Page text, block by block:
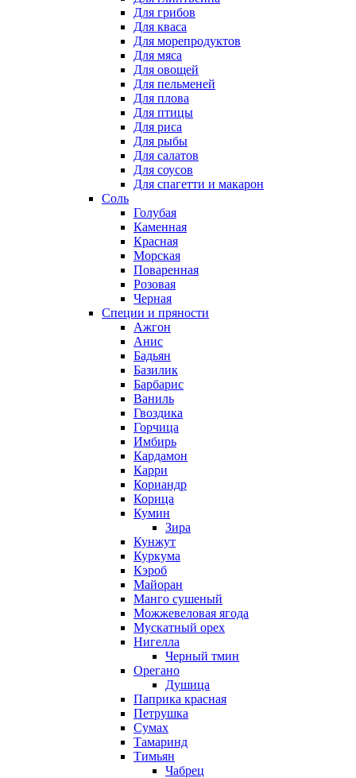
Для грибов
Для кваса
Для морепродуктов
Для мяса
Для овощей
Для пельменей
Для плова
Для птицы
Для риса
Для рыбы
Для салатов
Для соусов
Для спагетти и макарон
Соль
Голубая
Каменная
Красная
Морская
Поваренная
Розовая
Черная
Специи и пряности
Ажгон
Анис
Бадьян
Базилик
Барбарис
Ваниль
Гвоздика
Горчица
Имбирь
Кардамон
Карри
Кориандр
Корица
Кумин
Зира
Кунжут
Куркума
Кэроб
Майоран
Манго сушеный
Можжевеловая ягода
Мускатный орех
Нигелла
Черный тмин
Орегано
Душица
Паприка красная
Петрушка
Сумах
Тамаринд
Тимьян
Чабрец